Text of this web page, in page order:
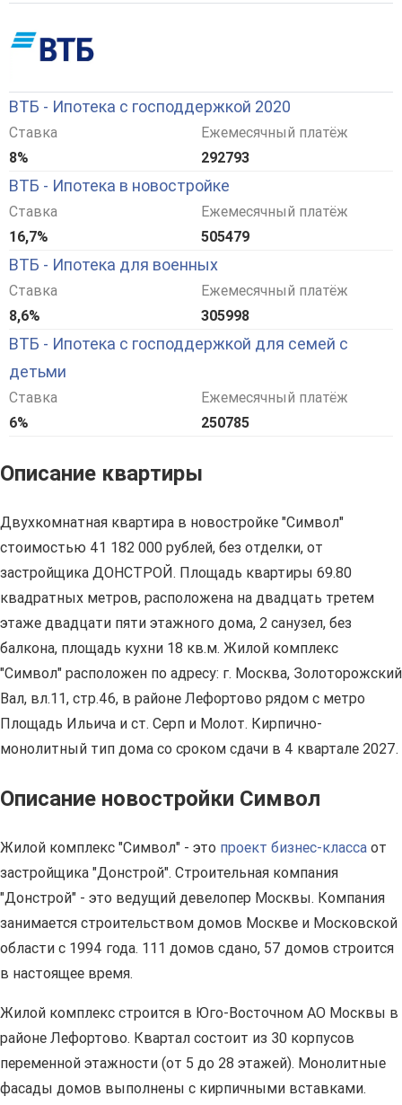
ВТБ - Ипотека с господдержкой 2020
Ставка
8%
Ежемесячный платёж
292793
ВТБ - Ипотека в новостройке
Ставка
16,7%
Ежемесячный платёж
505479
ВТБ - Ипотека для военных
Ставка
8,6%
Ежемесячный платёж
305998
ВТБ - Ипотека с господдержкой для семей с
детьми
Ставка
6%
Ежемесячный платёж
250785
Описание квартиры
Двухкомнатная квартира в новостройке "Символ"
стоимостью 41 182 000 рублей, без отделки, от
застройщика ДОНСТРОЙ. Площадь квартиры 69.80
квадратных метров, расположена на двадцать третем
этаже двадцати пяти этажного дома, 2 санузел, без
балкона, площадь кухни 18 кв.м. Жилой комплекс
"Символ" расположен по адресу: г. Москва, Золоторожский
Вал, вл.11, стр.46, в районе Лефортово рядом с метро
Площадь Ильича и ст. Серп и Молот. Кирпично-
монолитный тип дома со сроком сдачи в 4 квартале 2027.
Описание новостройки Символ
Жилой комплекс "Символ" - это проект бизнес-класса от
застройщика "Донстрой". Строительная компания
"Донстрой" - это ведущий девелопер Москвы. Компания
занимается строительством домов Москве и Московской
области с 1994 года. 111 домов сдано, 57 домов строится
в настоящее время.
Жилой комплекс строится в Юго-Восточном АО Москвы в
районе Лефортово. Квартал состоит из 30 корпусов
переменной этажности (от 5 до 28 этажей). Монолитные
фасады домов выполнены с кирпичными вставками.